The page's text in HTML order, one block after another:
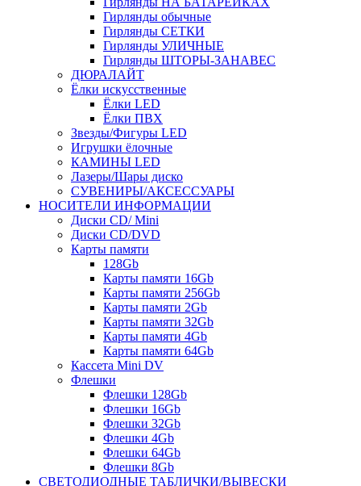
Гирлянды обычные
Гирлянды СЕТКИ
Гирлянды УЛИЧНЫЕ
Гирлянды ШТОРЫ-ЗАНАВЕС
ДЮРАЛАЙТ
Ёлки искусственные
Ёлки LED
Ёлки ПВХ
Звезды/Фигуры LED
Игрушки ёлочные
КАМИНЫ LED
Лазеры/Шары диско
СУВЕНИРЫ/АКСЕССУАРЫ
НОСИТЕЛИ ИНФОРМАЦИИ
Диски CD/ Mini
Диски CD/DVD
Карты памяти
128Gb
Карты памяти 16Gb
Карты памяти 256Gb
Карты памяти 2Gb
Карты памяти 32Gb
Карты памяти 4Gb
Карты памяти 64Gb
Кассета Mini DV
Флешки
Флешки 128Gb
Флешки 16Gb
Флешки 32Gb
Флешки 4Gb
Флешки 64Gb
Флешки 8Gb
СВЕТОДИОДНЫЕ ТАБЛИЧКИ/ВЫВЕСКИ